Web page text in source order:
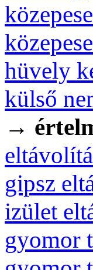
hüvely
külső
→
gipsz
izület
gyomor